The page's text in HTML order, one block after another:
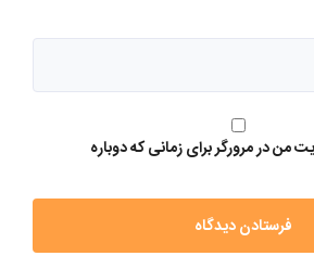
من در مرورگر برای زمانی که دوباره